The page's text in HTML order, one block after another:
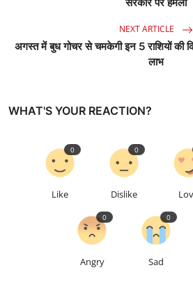
NEXT ARTICLE
अगस्त में बुध गोचर से चमकेगी इन 5 राशियों की
लाभ
WHAT'S YOUR REACTION?
Like
0
Dislike
0
Angry
0
Sad
0